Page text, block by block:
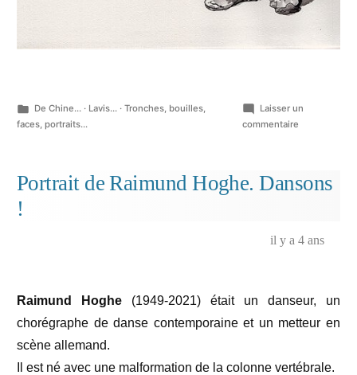
Publié
dans
De Chine... · Lavis... · Tronches, bouilles,
faces, portraits...
Laisser un
commentaire
partout…
Portrait de Raimund Hoghe. Dansons
!
il y a 4 ans
Raimund Hoghe (1949-2021) était un danseur, un
chorégraphe de danse contemporaine et un metteur en
scène allemand.
Il est né avec une malformation de la colonne vertébrale.